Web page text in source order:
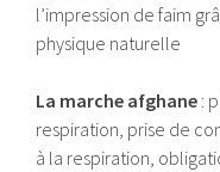
l’impression de faim
physique naturelle
La marche afghane :
respiration, prise de
à la respiration,